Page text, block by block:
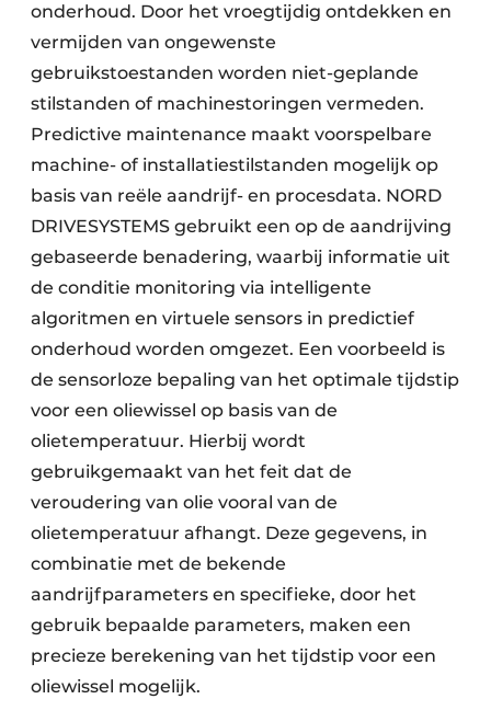
onderhoud. Door het vroegtijdig ontdekken en
vermijden van ongewenste
gebruikstoestanden worden niet-geplande
stilstanden of machinestoringen vermeden.
Predictive maintenance maakt voorspelbare
machine- of installatiestilstanden mogelijk op
basis van reële aandrijf- en procesdata. NORD
DRIVESYSTEMS gebruikt een op de aandrijving
gebaseerde benadering, waarbij informatie uit
de conditie monitoring via intelligente
algoritmen en virtuele sensors in predictief
onderhoud worden omgezet. Een voorbeeld is
de sensorloze bepaling van het optimale tijdstip
voor een oliewissel op basis van de
olietemperatuur. Hierbij wordt
gebruikgemaakt van het feit dat de
veroudering van olie vooral van de
olietemperatuur afhangt. Deze gegevens, in
combinatie met de bekende
aandrijfparameters en specifieke, door het
gebruik bepaalde parameters, maken een
precieze berekening van het tijdstip voor een
oliewissel mogelijk.